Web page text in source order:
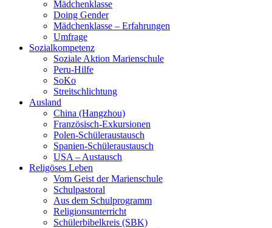
Mädchenklasse
Doing Gender
Mädchenklasse – Erfahrungen
Umfrage
Sozialkompetenz
Soziale Aktion Marienschule
Peru-Hilfe
SoKo
Streitschlichtung
Ausland
China (Hangzhou)
Französisch-Exkursionen
Polen-Schüleraustausch
Spanien-Schüleraustausch
USA – Austausch
Religöses Leben
Vom Geist der Marienschule
Schulpastoral
Aus dem Schulprogramm
Religionsunterricht
Schülerbibelkreis (SBK)